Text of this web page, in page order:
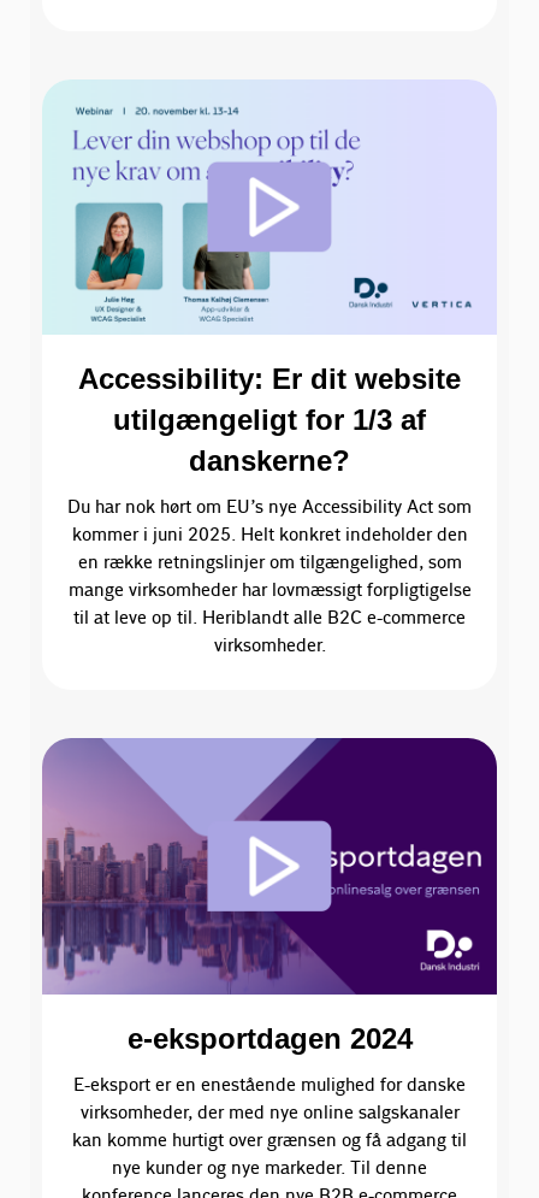
Accessibility: Er dit website
utilgængeligt for 1/3 af
danskerne?
Du har nok hørt om EU’s nye Accessibility Act som
kommer i juni 2025. Helt konkret indeholder den
en række retningslinjer om tilgængelighed, som
mange virksomheder har lovmæssigt forpligtigelse
til at leve op til. Heriblandt alle B2C e-commerce
virksomheder.
e-eksportdagen 2024
E-eksport er en enestående mulighed for danske
virksomheder, der med nye online salgskanaler
kan komme hurtigt over grænsen og få adgang til
nye kunder og nye markeder. Til denne